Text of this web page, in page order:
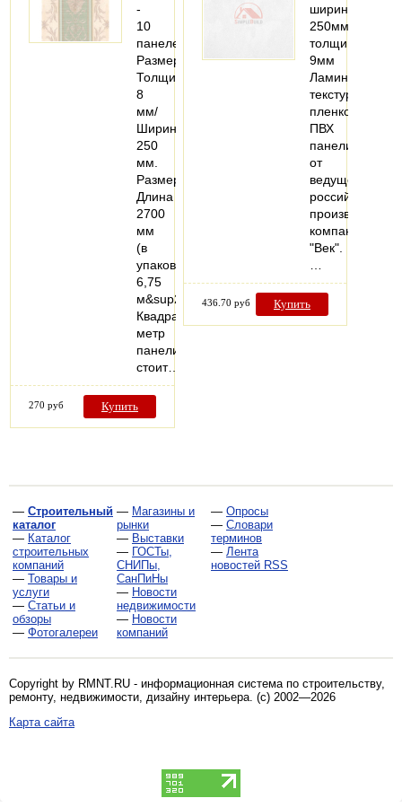
-
10
панелей
Размер:
Толщина
8
мм/
Ширина
250
мм.
Размер:
Длина
2700
мм
(в
упаковке
6,75
м&sup2;)
Квадратный
метр
панелий
стоит…
270 руб Купить
ширина:
250мм;
толщина:
9мм
текстурной
пленкой
ПВХ
панели
от
ведущего
российского
производителя
компании
"Век".
436.70 руб Купить
— Строительный
каталог
— Каталог
строительных
компаний
— Товары и
услуги
— Статьи и
обзоры
— Фотогалереи
— Магазины и
рынки
— Выставки
— ГОСТы,
СНИПы,
СанПиНы
— Новости
недвижимости
— Новости
компаний
— Опросы
— Словари
терминов
— Лента
новостей RSS
Copyright by RMNT.RU - информационная система по строительству,
ремонту, недвижимости, дизайну интерьера . (c) 2002—2026
Карта сайта